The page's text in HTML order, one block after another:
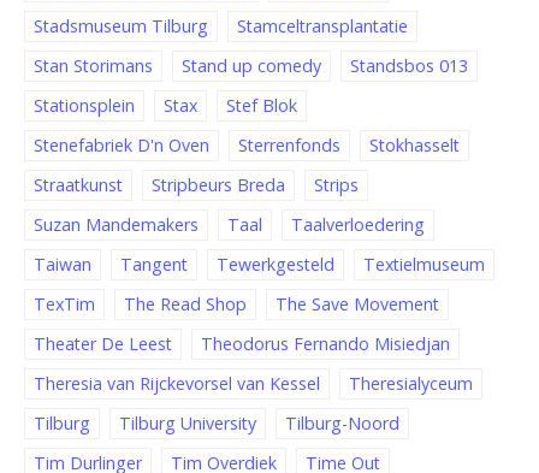
Stadsmuseum Tilburg
Stamceltransplantatie
Stan Storimans
Stand up comedy
Standsbos 013
Stationsplein
Stax
Stef Blok
Stenefabriek D'n Oven
Sterrenfonds
Stokhasselt
Straatkunst
Stripbeurs Breda
Strips
Suzan Mandemakers
Taal
Taalverloedering
Taiwan
Tangent Tewerkgesteld
Textielmuseum
TexTim
The Read Shop
The Save Movement
Theater De Leest
Theodorus Fernando Misiedjan
Theresia van Rijckevorsel van Kessel
Theresialyceum
Tilburg
Tilburg University
Tilburg-Noord
Tim Durlinger
Tim Overdiek
Time Out